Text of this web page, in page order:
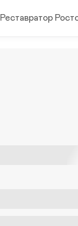
Реставратор